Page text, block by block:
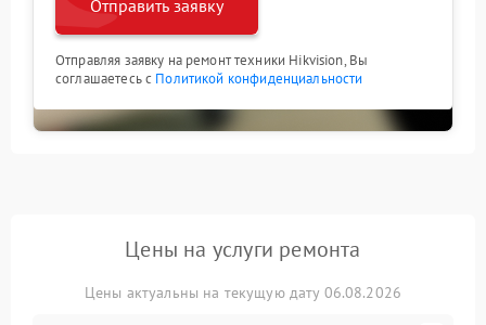
Отправить заявку
Отправляя заявку на ремонт техники Hikvision, Вы
соглашаетесь с Политикой конфиденциальности
Цены на услуги ремонта
Цены актуальны на текущую дату 06.08.2026